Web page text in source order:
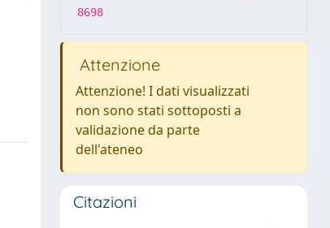
8698
Attenzione
Attenzione! I dati visualizzati
non sono stati sottoposti a
validazione da parte
dell'ateneo
Citazioni